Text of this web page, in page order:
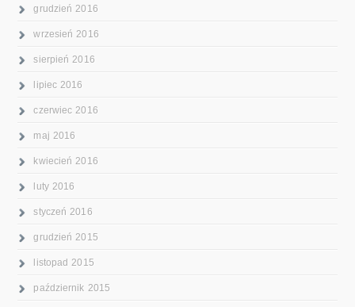
grudzień 2016
wrzesień 2016
sierpień 2016
lipiec 2016
czerwiec 2016
maj 2016
kwiecień 2016
luty 2016
styczeń 2016
grudzień 2015
listopad 2015
październik 2015